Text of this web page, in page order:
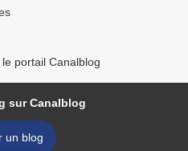
portail Canalblog
sur Canalblog
un blog